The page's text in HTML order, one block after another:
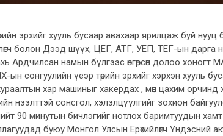
эрхийг хууль бусаар авахаар ярилцаж буй нууц
болон Дээд шүүх, ЦЕГ, АТГ, УЕП, ТЕГ-ын дарга
Ардчилсан намын бүлгээс өнгөрсөн долоо хоногт
ын сонгуулийн үеэр төрийн эрхийг хэрхэн хууль
хар машиныг хакердах , мөн цахим орчинд
нээлттэй сонсгол, хэлэлцүүлгийг зохион
90 минутын бичлэгийг нотлох баримтуудын
буюу Монгол Улсын Ерөхийлөгч Үндэсний